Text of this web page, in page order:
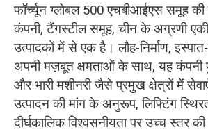
फॉर्च्यून ग्लोबल 500 एचबीआईएस समूह
कंपनी, टैंगस्टील समूह, चीन के अग्रणी
उत्पादकों में से एक है। लौह-निर्माण,
अपनी मज़बूत क्षमताओं के साथ, यह कंपनी
और भारी मशीनरी जैसे प्रमुख क्षेत्रों में
उत्पादन की मांग के अनुरूप, लिफ्टिंग
दीर्घकालिक विश्वसनीयता पर उच्च स्तर